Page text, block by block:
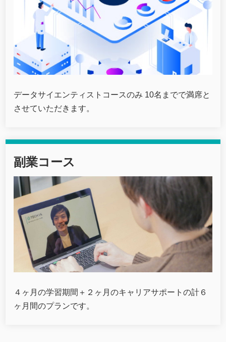
データサイエンティストコースのみ 10名までで満席と
させていただきます。
副業コース
４ヶ月の学習期間＋２ヶ月のキャリアサポートの計６
ヶ月間のプランです。